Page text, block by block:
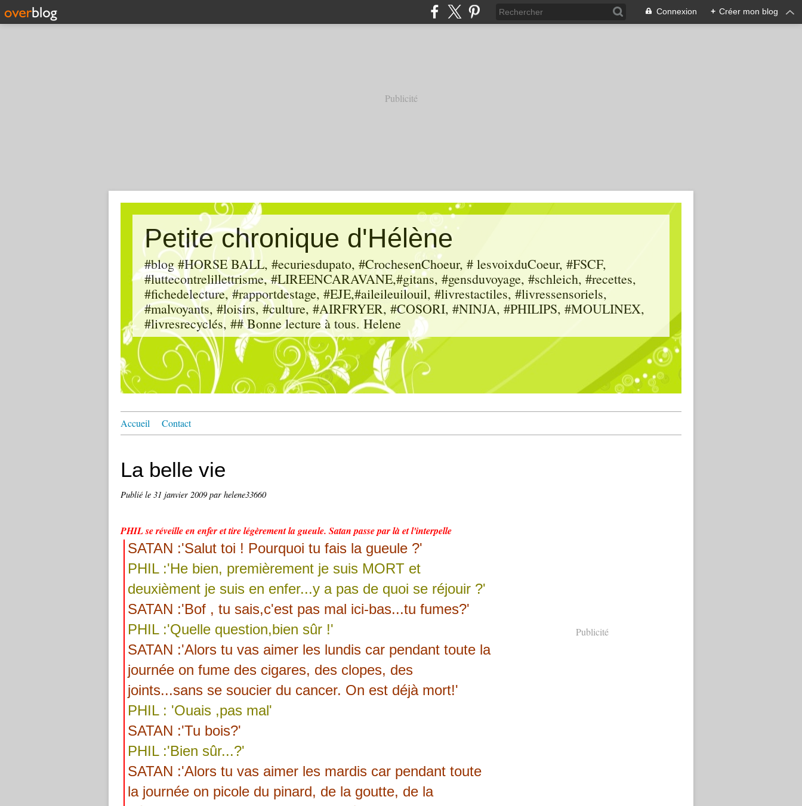
Connexion + Créer mon blog
Publicité
Petite chronique d'Hélène
#blog #HORSE BALL, #ecuriesdupato, #CrochesenChoeur, # lesvoixduCoeur, #FSCF,
#luttecontrelillettrisme, #LIREENCARAVANE,#gitans, #gensduvoyage, #schleich, #recettes,
#fichedelecture, #rapportdestage, #EJE,#aileileuilouil, #livrestactiles, #livressensoriels,
#malvoyants, #loisirs, #culture, #AIRFRYER, #COSORI, #NINJA, #PHILIPS, #MOULINEX,
#livresrecyclés, ## Bonne lecture à tous. Helene
Accueil Contact
La belle vie
Publié le 31 janvier 2009 par helene33660
PHIL se réveille en enfer et tire légèrement la gueule. Satan passe par là et l'interpelle
SATAN :'Salut toi ! Pourquoi tu fais la gueule ?'
PHIL :'He bien, premièrement je suis MORT et
deuxièment je suis en enfer...y a pas de quoi se réjouir ?'
SATAN :'Bof , tu sais,c'est pas mal ici-bas...tu fumes?'
PHIL :'Quelle question,bien sûr !'
SATAN :'Alors tu vas aimer les lundis car pendant toute la
journée on fume des cigares, des clopes, des
joints...sans se soucier du cancer. On est déjà mort!'
PHIL : 'Ouais ,pas mal'
SATAN :'Tu bois?'
PHIL :'Bien sûr...?'
SATAN :'Alors tu vas aimer les mardis car pendant toute
la journée on picole du pinard, de la goutte, de la
Publicité